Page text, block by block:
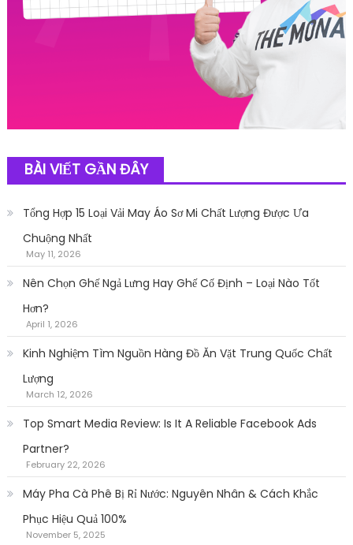
BÀI VIẾT GẦN ĐÂY
Tổng Hợp 15 Loại Vải May Áo Sơ Mi Chất Lượng Được Ưa
Chuộng Nhất
May 11, 2026
Nên Chọn Ghế Ngả Lưng Hay Ghế Cố Định – Loại Nào Tốt
Hơn?
April 1, 2026
Kinh Nghiệm Tìm Nguồn Hàng Đồ Ăn Vặt Trung Quốc Chất
Lượng
March 12, 2026
Top Smart Media Review: Is It A Reliable Facebook Ads
Partner?
February 22, 2026
Máy Pha Cà Phê Bị Rỉ Nước: Nguyên Nhân & Cách Khắc
Phục Hiệu Quả 100%
November 5, 2025